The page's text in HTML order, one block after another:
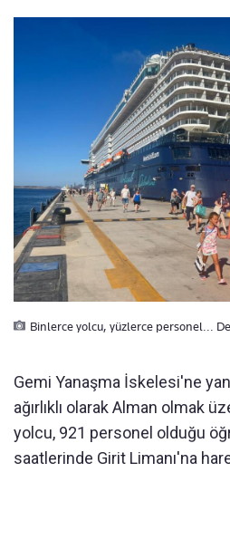
Binlerce yolcu, yüzlerce personel...
Gemi Yanaşma İskelesi'ne
ağırlıklı olarak Alman olmak
yolcu, 921 personel olduğu
saatlerinde Girit Limanı'na